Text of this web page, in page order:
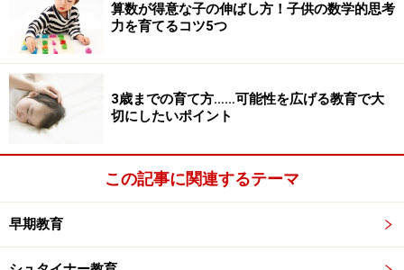
算数が得意な子の伸ばし方！子供の数学的思考
力を育てるコツ5つ
3歳までの育て方……可能性を広げる教育で大
切にしたいポイント
この記事に関連するテーマ
早期教育